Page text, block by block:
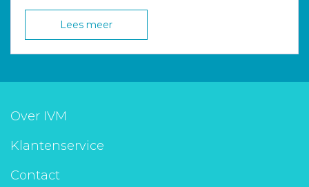
Lees meer
Over IVM
Klantenservice
Contact